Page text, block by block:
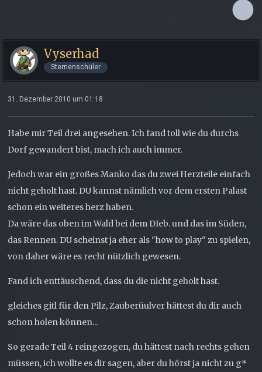
Vyserhad
Sternenschüler
31. Dezember 2010 um 01:18
Habe mir Teil drei angesehen. Ich fand toll wie du durchs
Dorf gewandert bist, mach ich auch immer.
Jedoch war ein großes Manko das du zwei Herzteile einfach
nicht geholt hast. DU kannst nämlich vor dem ersten Palast
schon ein weiteres herz haben.
Da wäre das oben im Wald bei dem DIeb. und das im Süden,
das Rennen. DU scheinst ja eher als "how to play" zu spielen,
von daher wäre es recht nützlich gewesen.
Fand ich enttäuschend, dass du die nicht geholt hast.
gleiches gitl für den Pilz, Zauberüulver hättest du dir auch
schon holen können...
So gerade Teil 4 reingezogen, du hättest nach rechts gehen
müssen, ich wollte es dir sagen, aber du hörst ja nicht zu g*